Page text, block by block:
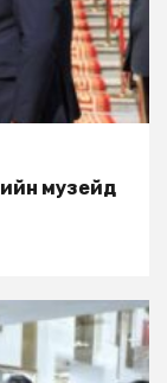
музейд